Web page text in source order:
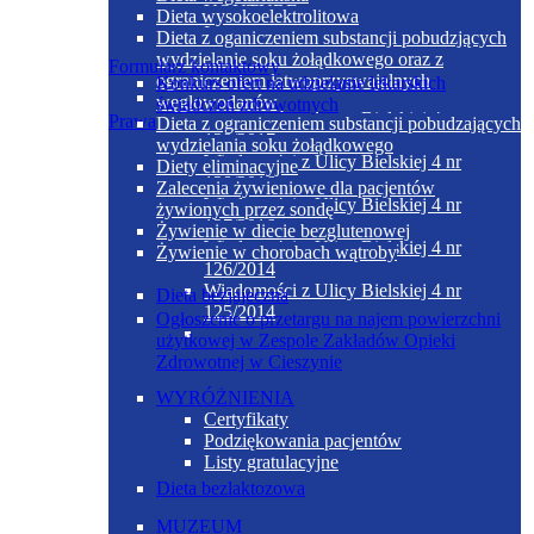
YOUTUBE
Inne
GAZETKA
Wiadomości z Ulicy Bielskiej 4 nr
129/2017
Wiadomości z Ulicy Bielskiej 4 nr
128/2016
Wiadomości z Ulicy Bielskiej 4 nr
127/2016
Wiadomości z Ulicy Bielskiej 4 nr
126/2014
Wiadomości z Ulicy Bielskiej 4 nr
125/2014
WYRÓŻNIENIA
Certyfikaty
Podziękowania pacjentów
Listy gratulacyjne
MUZEUM
Prawa pacjenta
Dieta wysokoelektrolitowa
Dieta z oganiczeniem substancji pobudzjących
wydzielanie soku żołądkowego oraz z
ograniczeniem łatwoprzyswajalnych
węglowodanów
Dieta z ograniczeniem substancji pobudzających
wydzielania soku żołądkowego
Diety eliminacyjne
Zalecenia żywieniowe dla pacjentów
żywionych przez sondę
Żywienie w diecie bezglutenowej
Żywienie w chorobach wątroby
Dieta bezjajeczna
Dieta bezlaktozowa
Konkurs ofert na udzielanie lekarskich
świadczeń zdrowotnych
Ogłoszenie o przetargu na najem powierzchni
użytkowej w Zespole Zakładów Opieki
Zdrowotnej w Cieszynie
Formularz kontaktowy